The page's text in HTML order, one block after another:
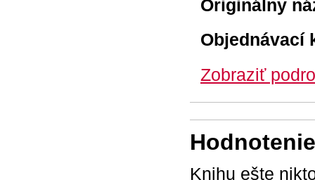
Originálny
Objednávací
Zobraziť
Knihu ešte